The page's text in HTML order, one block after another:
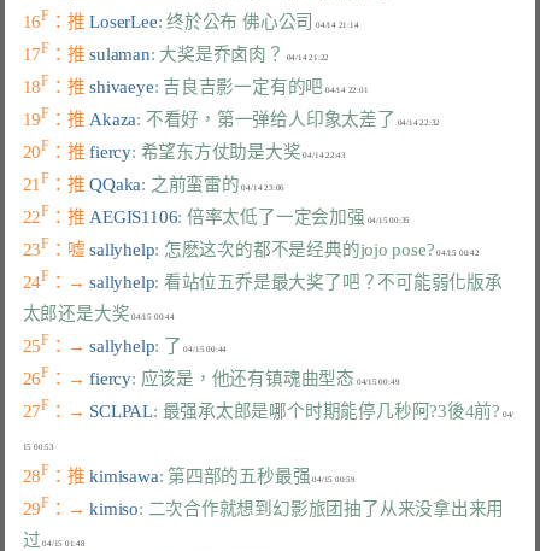
16F ：推 LoserLee: 终於公布 佛心公司 04/14 21:14
17F ：推 sulaman: 大奖是乔卤肉？
18F ：推 shivaeye: 吉良吉影一定有的吧
19F ：推 Akaza: 不看好，第一弹给人印象太差了
20F ：推 fiercy: 希望东方仗助是大奖
21F ：推 QQaka: 之前蛮雷的
22F ：推 AEGIS1106: 倍率太低了一定会加强
23F ：嘘 sallyhelp: 怎麽这次的都不是经典的jojo pose?
24F ：→ sallyhelp: 看站位五乔是最大奖了吧？不可能弱化版承
太郎还是大奖
04/15 00:44
25F ：→ sallyhelp: 了
26F ：→ fiercy: 应该是，他还有镇魂曲型态 04/15 00:49
27F ：→ SCLPAL: 最强承太郎是哪个时期能停几秒阿?3後4前? 04/
15 00:53
28F ：推 kimisawa: 第四部的五秒最强 04/15 00:59
29F ：→ kimiso: 二次合作就想到幻影旅团抽了从来没拿出来用
过
04/15 01:48